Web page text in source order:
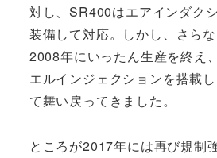
対し、SR400はエアインダク
装備して対応。しかし、さら
2008年にいったん生産を終え
エルインジェクションを搭載
て舞い戻ってきました。
ところが2017年には再び規制